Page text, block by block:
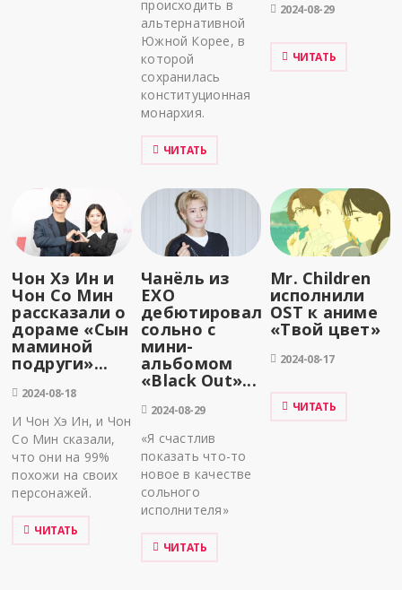
происходить в
альтернативной
Южной Корее, в
которой
сохранилась
конституционная
монархия.
ЧИТАТЬ
2024-08-29
ЧИТАТЬ
Чон Хэ Ин и
Чон Со Мин
рассказали о
дораме «Сын
маминой
подруги»...
2024-08-18
И Чон Хэ Ин, и Чон
Со Мин сказали,
что они на 99%
похожи на своих
персонажей.
ЧИТАТЬ
Чанёль из
EXO
дебютировал
сольно с
мини-
альбомом
«Black Out»...
2024-08-29
«Я счастлив
показать что-то
новое в качестве
сольного
исполнителя»
ЧИТАТЬ
Mr. Children
исполнили
OST к аниме
«Твой цвет»
2024-08-17
ЧИТАТЬ